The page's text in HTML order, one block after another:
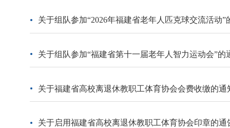
关于组队参加“2026年福建省老年人匹克球交流活动”
关于组队参加“福建省第十一届老年人智力运动会”的
关于福建省高校离退休教职工体育协会会费收缴的通
关于启用福建省高校离退休教职工体育协会印章的通